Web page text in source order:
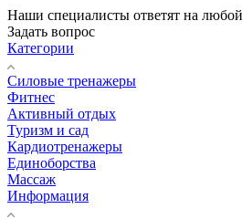
Наши специалисты ответят на
Задать вопрос
Категории
Силовые тренажеры
Фитнес
Активный отдых
Туризм и сад
Кардиотренажеры
Единоборства
Массаж
Информация